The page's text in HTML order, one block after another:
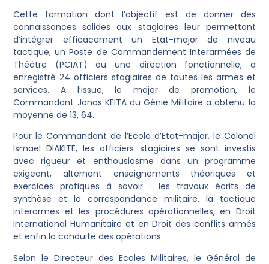
Cette formation dont l’objectif est de donner des
connaissances solides aux stagiaires leur permettant
d’intégrer efficacement un Etat-major de niveau
tactique, un Poste de Commandement Interarmées de
Théâtre (PCIAT) ou une direction fonctionnelle, a
enregistré 24 officiers stagiaires de toutes les armes et
services. A l’issue, le major de promotion, le
Commandant Jonas KEITA du Génie Militaire a obtenu la
moyenne de 13, 64.
Pour le Commandant de l’Ecole d’Etat-major, le Colonel
Ismaël DIAKITE, les officiers stagiaires se sont investis
avec rigueur et enthousiasme dans un programme
exigeant, alternant enseignements théoriques et
exercices pratiques à savoir : les travaux écrits de
synthèse et la correspondance militaire, la tactique
interarmes et les procédures opérationnelles, en Droit
International Humanitaire et en Droit des conflits armés
et enfin la conduite des opérations.
Selon le Directeur des Ecoles Militaires, le Général de